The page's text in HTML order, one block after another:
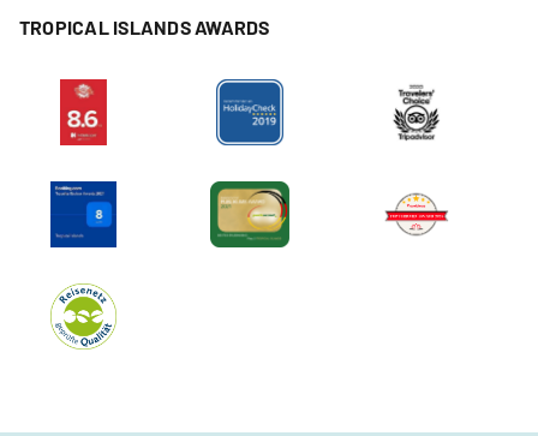
TROPICAL ISLANDS AWARDS